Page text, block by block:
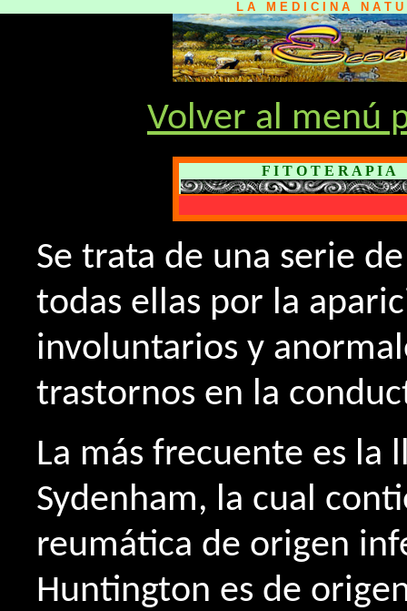
L A M E D I C I N A N A T
Volver al menú
F I T O T E R A P I
Se trata de una serie
todas ellas por la
involuntarios y
trastornos en la
La más frecuente es la
Sydenham, la cual
reumática de origen
Huntington es de